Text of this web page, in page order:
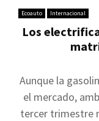
Ecoauto Internacional
Los
Aunque la
el mercado,
tercer trimestre